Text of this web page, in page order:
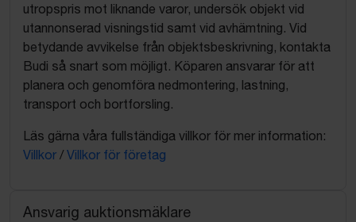
utropspris mot liknande varor, undersök objekt vid
utannonserad visningstid samt vid avhämtning. Vid
betydande avvikelse från objektsbeskrivning, kontakta
Budi så snart som möjligt. Köparen ansvarar för att
planera och genomföra nedmontering, lastning,
transport och bortforsling.
Läs gärna våra fullständiga villkor för mer information:
Villkor / Villkor för företag
Ansvarig auktionsmäklare